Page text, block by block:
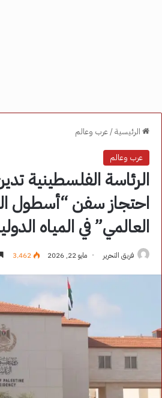
الرئيسية/عرب وعالم
عرب وعالم
الرئاسة الفلسطينية
احتجاز سفن “أسطول
العالمي” في المياه
فريق التحرير مايو 22, 2026 3٬462